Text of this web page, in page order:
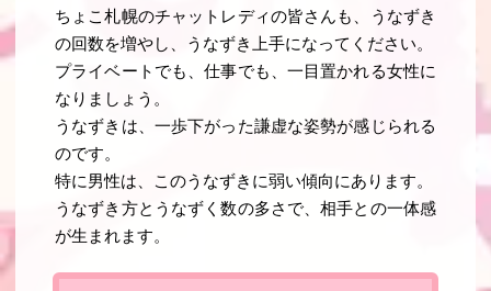
ちょこ札幌のチャットレディの皆さんも、うなずき
の回数を増やし、うなずき上手になってください。
プライベートでも、仕事でも、一目置かれる女性に
なりましょう 。
うなずきは、一歩下がった謙虚な姿勢が感じられる
のです。
特に男性は、このうなずきに弱い傾向にあります。
うなずき方とうなずく数の多さで、相手との一体感
が生まれます。